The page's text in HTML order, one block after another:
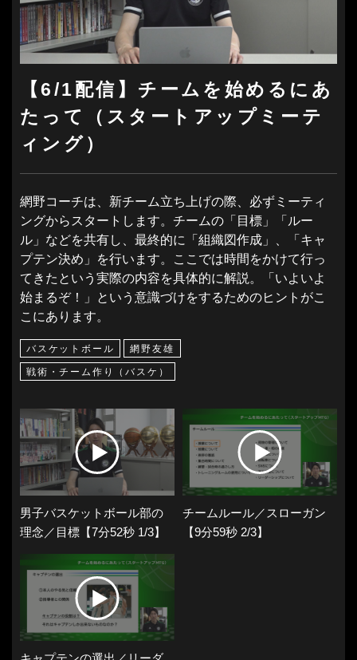
【6/1配信】チームを始めるにあ
たって（スタートアップミーテ
ィング）
網野コーチは、新チーム立ち上げの際、必ずミーティ
ングからスタートします。チームの「目標」「ルー
ル」などを共有し、最終的に「組織図作成」、「キャ
プテン決め」を行います。ここでは時間をかけて行っ
てきたという実際の内容を具体的に解説。「いよいよ
始まるぞ！」という意識づけをするためのヒントがこ
こにあります。
バスケットボール 網野友雄
戦術・チーム作り（バスケ）
男子バスケットボール部の
理念／目標【7分52秒 1/3】
チームルール／スローガン
【9分59秒 2/3】